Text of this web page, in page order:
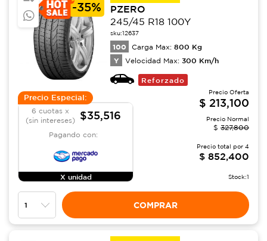
-35%
PZERO
245/45 R18 100Y
sku:12637
100 Carga Max: 800 Kg
Y Velocidad Max: 300 Km/h
Reforzado
Precio Especial:
6 cuotas x
(sin intereses)
$35,516
Pagando con:
X unidad
Precio Oferta
$ 213,100
Precio Normal
$ 327,800
Precio total por 4
$ 852,400
Stock:1
COMPRAR